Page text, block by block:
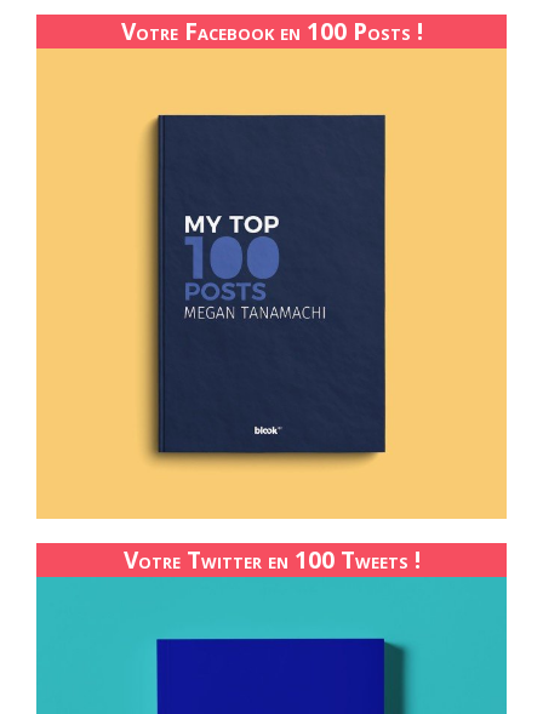
Votre Facebook en 100 Posts !
Votre Twitter en 100 Tweets !